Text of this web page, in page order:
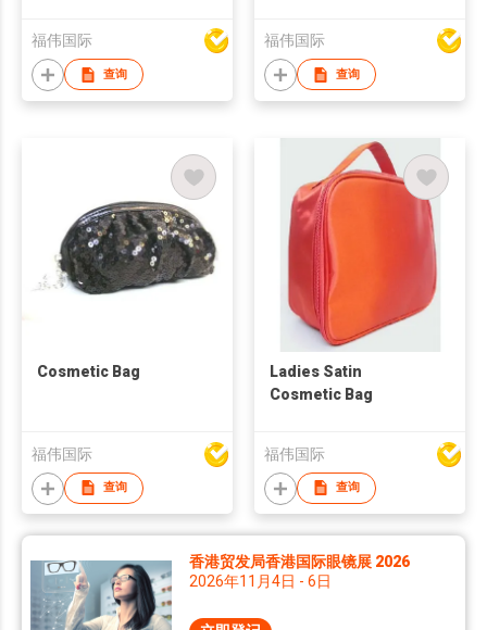
福伟国际
查询
福伟国际
查询
Cosmetic Bag
福伟国际
查询
Ladies Satin
Cosmetic Bag
福伟国际
查询
香港贸发局香港国际眼镜展 2026
2026年11月4日 - 6日